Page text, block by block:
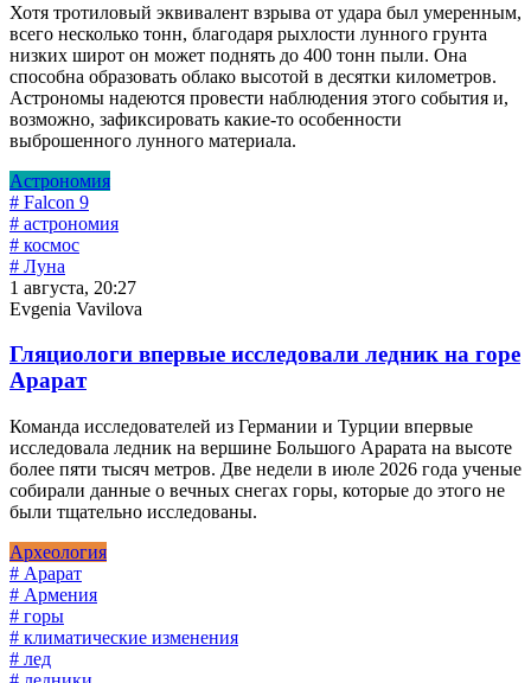
Хотя тротиловый эквивалент взрыва от удара был умеренным,
всего несколько тонн, благодаря рыхлости лунного грунта
низких широт он может поднять до 400 тонн пыли. Она
способна образовать облако высотой в десятки километров.
Астрономы надеются провести наблюдения этого события и,
возможно, зафиксировать какие-то особенности
выброшенного лунного материала.
Астрономия
# Falcon 9
# астрономия
# космос
# Луна
1 августа, 20:27
Evgenia Vavilova
Гляциологи впервые исследовали ледник на горе
Арарат
Команда исследователей из Германии и Турции впервые
исследовала ледник на вершине Большого Арарата на высоте
более пяти тысяч метров. Две недели в июле 2026 года ученые
собирали данные о вечных снегах горы, которые до этого не
были тщательно исследованы.
Археология
# Арарат
# Армения
# горы
# климатические изменения
# лед